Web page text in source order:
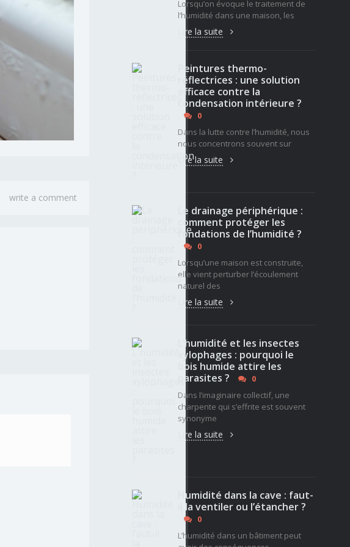
write a comment
Lorsqu’on évoque le traitement de
l’humidité dans une maison, les
Lire la suite
Peintures thermo-
réflectrices : une solution
efficace contre la
condensation intérieure ?
0
Dans la lutte contre l’humidité, nous
nous concentrons souvent sur
Lire la suite
Le drainage périphérique :
comment protéger les
fondations de l’humidité ?
0
Lorsqu’une maison est construite,
elle vient perturber l’écoulement
naturel des
Lire la suite
L’humidité et les insectes
xylophages : pourquoi le
bois humide attire les
parasites ?
0
Dans l’imaginaire collectif, une
charpente qui s’effrite est souvent
synonyme
Lire la suite
Humidité dans la cave : faut-
il la ventiler ou l’étancher ?
0
L’humidité dans un bâtiment peut